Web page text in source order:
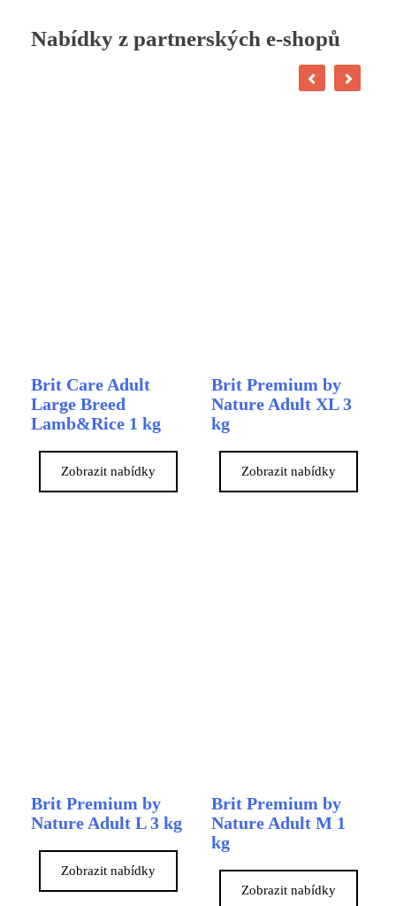
Nabídky z partnerských e-shopů
Brit Care Adult
Large Breed
Lamb&Rice 1 kg
Zobrazit nabídky
Brit Premium by
Nature Adult XL 3
kg
Zobrazit nabídky
Brit Premium by
Nature Adult L 3 kg
Zobrazit nabídky
Brit Premium by
Nature Adult M 1
kg
Zobrazit nabídky